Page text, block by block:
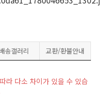
배송갤러리 교환/환불안내
라 다소 차이가 있을 수 있습